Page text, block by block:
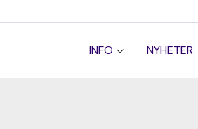
INFO NYHETER